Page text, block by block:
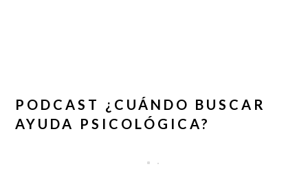
PODCAST ¿CUÁNDO BUSCAR
AYUDA PSICOLÓGICA?